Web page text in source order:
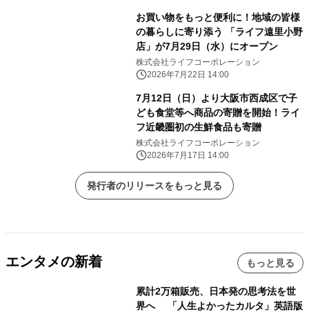
お買い物をもっと便利に！地域の皆様
の暮らしに寄り添う 「ライフ遠里小野
店」が7月29日（水）にオープン
株式会社ライフコーポレーション
2026年7月22日 14:00
7月12日（日）より大阪市西成区で子
ども食堂等へ商品の寄贈を開始！ライ
フ近畿圏初の生鮮食品も寄贈
株式会社ライフコーポレーション
2026年7月17日 14:00
発行者のリリースをもっと見る
エンタメの新着 もっと見る
累計2万箱販売、日本発の思考法を世
界へ 「人生よかったカルタ」英語版